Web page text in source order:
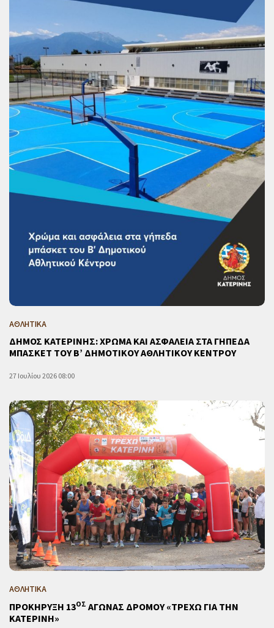
ΑΘΛΗΤΙΚΑ
ΔΗΜΟΣ ΚΑΤΕΡΙΝΗΣ: ΧΡΩΜΑ ΚΑΙ ΑΣΦΑΛΕΙΑ ΣΤΑ ΓΗΠΕΔΑ
ΜΠΑΣΚΕΤ ΤΟΥ Β’ ΔΗΜΟΤΙΚΟΥ ΑΘΛΗΤΙΚΟΥ ΚΕΝΤΡΟΥ
27 Ιουλίου 2026 08:00
ΑΘΛΗΤΙΚΑ
ΠΡΟΚΗΡΥΞΗ 13ΟΣ ΑΓΩΝΑΣ ΔΡΟΜΟΥ «ΤΡΕΧΩ ΓΙΑ ΤΗΝ
ΚΑΤΕΡΙΝΗ»